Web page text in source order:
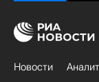
Новости